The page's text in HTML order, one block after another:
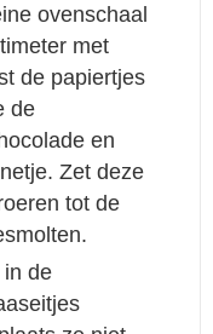
ovenschaal
met
de papiertjes
de
en
Zet deze
tot de
in de